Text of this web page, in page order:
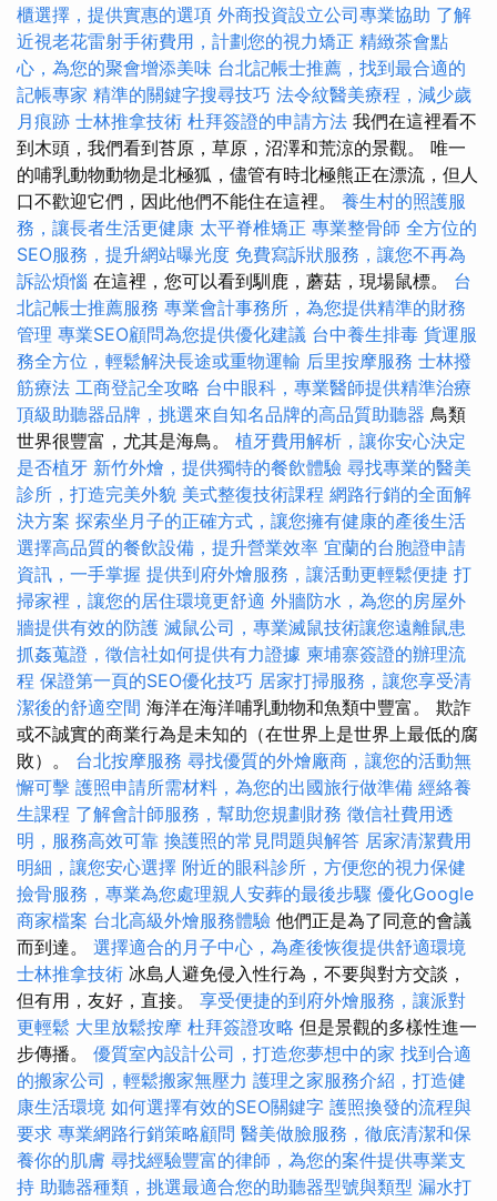
櫃選擇，提供實惠的選項 外商投資設立公司專業協助 了解
近視老花雷射手術費用，計劃您的視力矯正 精緻茶會點
心，為您的聚會增添美味 台北記帳士推薦，找到最合適的
記帳專家 精準的關鍵字搜尋技巧 法令紋醫美療程，減少歲
月痕跡 士林推拿技術 杜拜簽證的申請方法 我們在這裡看不
到木頭，我們看到苔原，草原，沼澤和荒涼的景觀。 唯一
的哺乳動物動物是北極狐，儘管有時北極熊正在漂流，但人
口不歡迎它們，因此他們不能住在這裡。 養生村的照護服
務，讓長者生活更健康 太平脊椎矯正 專業整骨師 全方位的
SEO服務，提升網站曝光度 免費寫訴狀服務，讓您不再為
訴訟煩惱 在這裡，您可以看到馴鹿，蘑菇，現場鼠標。 台
北記帳士推薦服務 專業會計事務所，為您提供精準的財務
管理 專業SEO顧問為您提供優化建議 台中養生排毒 貨運服
務全方位，輕鬆解決長途或重物運輸 后里按摩服務 士林撥
筋療法 工商登記全攻略 台中眼科，專業醫師提供精準治療
頂級助聽器品牌，挑選來自知名品牌的高品質助聽器 鳥類
世界很豐富，尤其是海鳥。 植牙費用解析，讓你安心決定
是否植牙 新竹外燴，提供獨特的餐飲體驗 尋找專業的醫美
診所，打造完美外貌 美式整復技術課程 網路行銷的全面解
決方案 探索坐月子的正確方式，讓您擁有健康的產後生活
選擇高品質的餐飲設備，提升營業效率 宜蘭的台胞證申請
資訊，一手掌握 提供到府外燴服務，讓活動更輕鬆便捷 打
掃家裡，讓您的居住環境更舒適 外牆防水，為您的房屋外
牆提供有效的防護 滅鼠公司，專業滅鼠技術讓您遠離鼠患
抓姦蒐證，徵信社如何提供有力證據 柬埔寨簽證的辦理流
程 保證第一頁的SEO優化技巧 居家打掃服務，讓您享受清
潔後的舒適空間 海洋在海洋哺乳動物和魚類中豐富。 欺詐
或不誠實的商業行為是未知的（在世界上是世界上最低的腐
敗）。 台北按摩服務 尋找優質的外燴廠商，讓您的活動無
懈可擊 護照申請所需材料，為您的出國旅行做準備 經絡養
生課程 了解會計師服務，幫助您規劃財務 徵信社費用透
明，服務高效可靠 換護照的常見問題與解答 居家清潔費用
明細，讓您安心選擇 附近的眼科診所，方便您的視力保健
撿骨服務，專業為您處理親人安葬的最後步驟 優化Google
商家檔案 台北高級外燴服務體驗 他們正是為了同意的會議
而到達。 選擇適合的月子中心，為產後恢復提供舒適環境
士林推拿技術 冰島人避免侵入性行為，不要與對方交談，
但有用，友好，直接。 享受便捷的到府外燴服務，讓派對
更輕鬆 大里放鬆按摩 杜拜簽證攻略 但是景觀的多樣性進一
步傳播。 優質室內設計公司，打造您夢想中的家 找到合適
的搬家公司，輕鬆搬家無壓力 護理之家服務介紹，打造健
康生活環境 如何選擇有效的SEO關鍵字 護照換發的流程與
要求 專業網路行銷策略顧問 醫美做臉服務，徹底清潔和保
養你的肌膚 尋找經驗豐富的律師，為您的案件提供專業支
持 助聽器種類，挑選最適合您的助聽器型號與類型 漏水打